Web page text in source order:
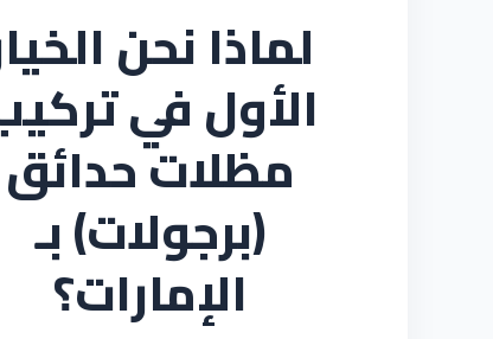
لماذا نحن
الأول في
مظلات حدائق
(برجولات) بـ
الإمارات؟